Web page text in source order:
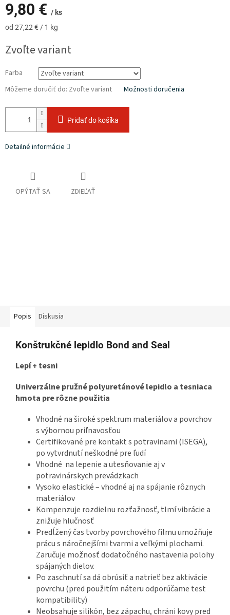
9,80 € / ks
Jednotková
od 27,22 € / 1 kg
Zvoľte variant
Farba
Môžeme doručiť do: Zvoľte variant Možnosti doručenia
Pridať do košíka
Detailné informácie
OPÝTAŤ SA ZDIEĽAŤ
Popis Diskusia
Konštrukčné lepidlo Bond and Seal
Lepí + tesni
Univerzálne pružné polyuretánové lepidlo a tesniaca
hmota pre rôzne použitia
Vhodné na široké spektrum materiálov a povrchov
s výbornou priľnavosťou
Certifikované pre kontakt s potravinami (ISEGA),
po vytvrdnutí neškodné pre ľudí
Vhodné na lepenie a utesňovanie aj v
potravinárskych prevádzkach
Vysoko elastické – vhodné aj na spájanie rôznych
materiálov
Kompenzuje rozdielnu rozťažnosť, tlmí vibrácie a
znižuje hlučnosť
Predĺžený čas tvorby povrchového filmu umožňuje
prácu s náročnejšími tvarmi a veľkými plochami.
Zaručuje možnosť dodatočného nastavenia polohy
spájaných dielov.
Po zaschnutí sa dá obrúsiť a natrieť bez aktivácie
povrchu (pred použitím náteru odporúčame test
kompatibility)
Neobsahuje silikón, bez zápachu, chráni kovy pred